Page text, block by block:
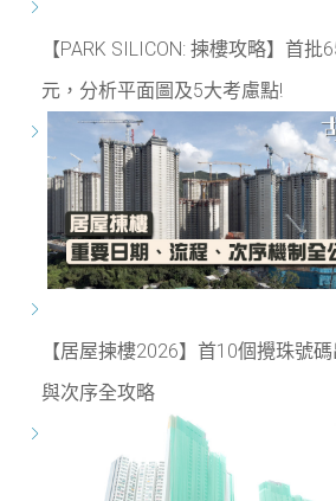
【PARK SILICON: 揀樓攻略】首批
元，分析平面圖及5大考慮點!
【居屋揀樓2026】首10個攪珠號
與次序全攻略